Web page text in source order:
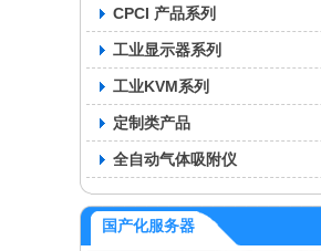
CPCI 产品系列
工业显示器系列
工业KVM系列
定制类产品
全自动气体吸附仪
国产化服务器